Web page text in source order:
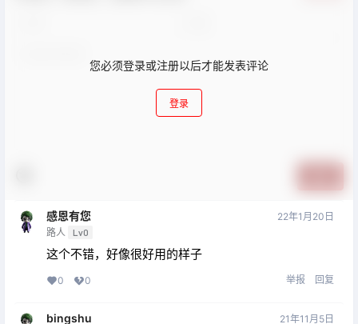
您必须登录或注册以后才能发表评论
登录
感恩有您
路人 Lv0
22年1月20日
这个不错，好像很好用的样子
0 0 举报 回复
bingshu 21年11月5日